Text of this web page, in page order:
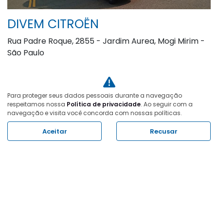
DIVEM CITROËN
Rua Padre Roque, 2855 - Jardim Aurea, Mogi Mirim -
São Paulo
(19) 3814-5000
WHATSAPP
(19) 3814-5000
Para proteger seus dados pessoais durante a navegação
respeitamos nossa Política de privacidade. Ao seguir com a
navegação e visita você concorda com nossas políticas.
Aceitar Recusar